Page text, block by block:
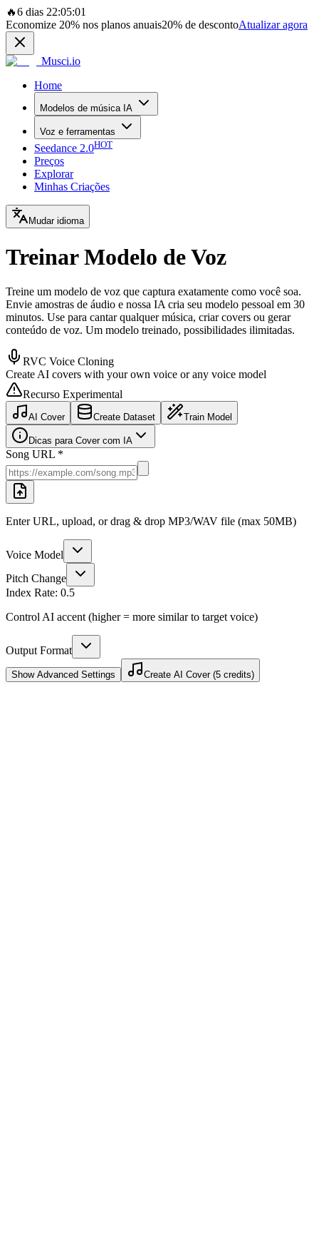
🔥6 dias 22:05:01
Economize 20% nos planos anuais20% de descontoAtualizar agora
Musci.io
Home
Modelos de música IA
Voz e ferramentas
Seedance 2.0HOT
Preços
Explorar
Minhas Criações
Mudar idioma
Treinar Modelo de Voz
Treine um modelo de voz que captura exatamente como você soa.
Envie amostras de áudio e nossa IA cria seu modelo pessoal em 30
minutos. Use para cantar qualquer música, criar covers ou gerar
conteúdo de voz. Um modelo treinado, possibilidades ilimitadas.
RVC Voice Cloning
Create AI covers with your own voice or any voice model
Recurso Experimental
AI Cover Create Dataset Train Model
Dicas para Cover com IA
Song URL *
Enter URL, upload, or drag & drop MP3/WAV file (max 50MB)
Voice Model
Pitch Change
Index Rate: 0.5
Control AI accent (higher = more similar to target voice)
Output Format
ShowAdvanced Settings Create AI Cover (5 credits)